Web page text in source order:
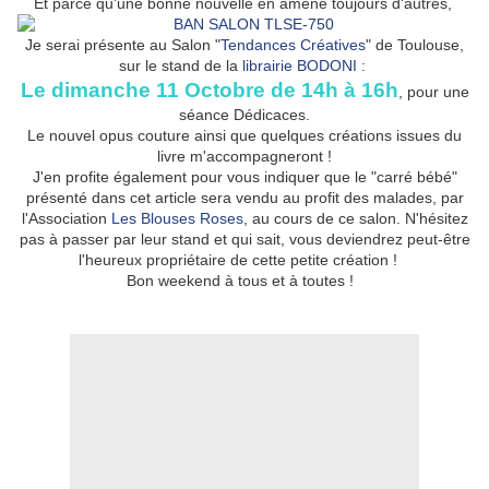
Je serai présente au Salon "Tendances Créatives" de Toulouse,
sur le stand de la librairie BODONI :
Le dimanche 11 Octobre de 14h à 16h , pour une
séance Dédicaces.
Le nouvel opus couture ainsi que quelques créations issues du
livre m'accompagneront !
J'en profite également pour vous indiquer que le "carré bébé"
présenté dans cet article sera vendu au profit des malades, par
l'Association Les Blouses Roses, au cours de ce salon. N'hésitez
pas à passer par leur stand et qui sait, vous deviendrez peut-être
l'heureux propriétaire de cette petite création !
Bon weekend à tous et à toutes !